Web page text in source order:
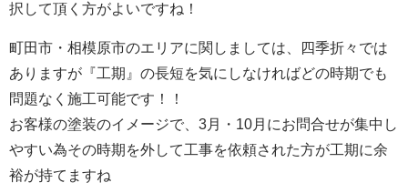
択して頂く方がよいですね！
町田市・相模原市のエリアに関しましては、四季折々では
ありますが『工期』の長短を気にしなければどの時期でも
問題なく施工可能です！！
お客様の塗装のイメージで、3月・10月にお問合せが集中し
やすい為その時期を外して工事を依頼された方が工期に余
裕が持てますね